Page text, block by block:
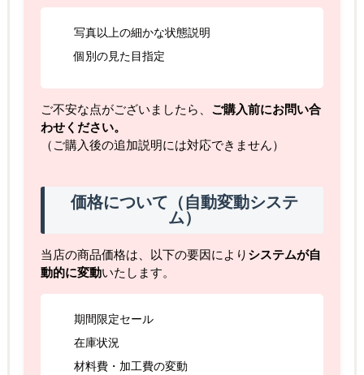
写真以上の細かな状態説明
個別の見た目指定
ご不安な点がございましたら、 ご購入前にお問い合
わせください。
（ご購入後の追加説明には対応できません）
価格について（自動変動システ
ム）
当店の商品価格は、以下の要因により システムが自
動的に変動いたします。
期間限定セール
在庫状況
材料費・加工費の変動